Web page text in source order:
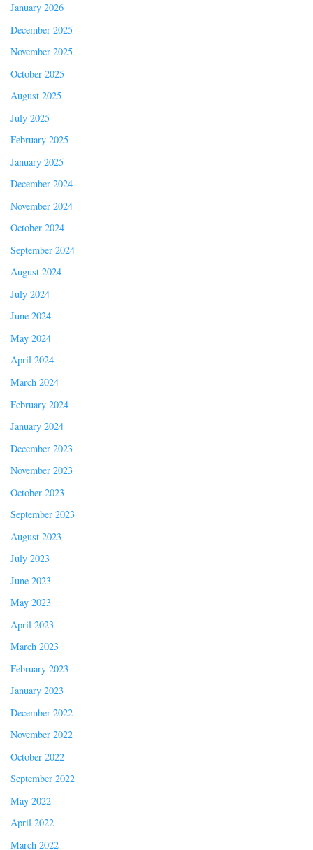
January 2026
December 2025
November 2025
October 2025
August 2025
July 2025
February 2025
January 2025
December 2024
November 2024
October 2024
September 2024
August 2024
July 2024
June 2024
May 2024
April 2024
March 2024
February 2024
January 2024
December 2023
November 2023
October 2023
September 2023
August 2023
July 2023
June 2023
May 2023
April 2023
March 2023
February 2023
January 2023
December 2022
November 2022
October 2022
September 2022
May 2022
April 2022
March 2022